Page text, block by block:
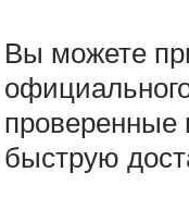
Вы можете
проверенные
быструю